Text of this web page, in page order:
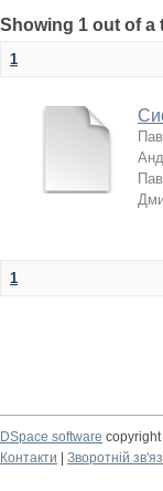
Showing 1 out of
1
1
DSpace software
Контакти
Зворотній